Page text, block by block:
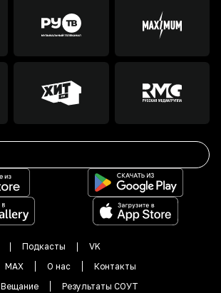
Подкасты
VK
MAX О нас
Контакты
Вещание Результаты СОУТ